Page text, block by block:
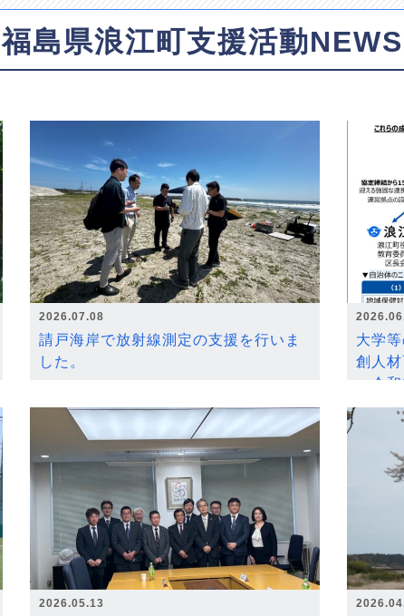
福島県浪江町支援活動NEWS
2026.07.08
請戸海岸で放射線測定の支援を行いま
した。
大学
創人
～令
2026.05.13